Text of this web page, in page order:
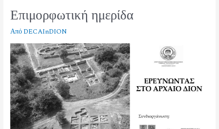
Επιμορφωτική ημερίδα
Από DECAInDION